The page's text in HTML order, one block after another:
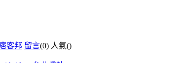
客邦 留言(0) 人氣()